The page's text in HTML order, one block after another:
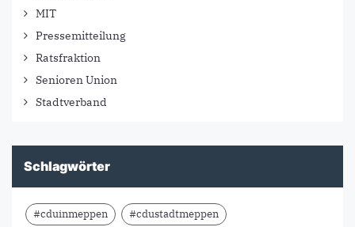
MIT
Pressemitteilung
Ratsfraktion
Senioren Union
Stadtverband
Schlagwörter
#cduinmeppen #cdustadtmeppen